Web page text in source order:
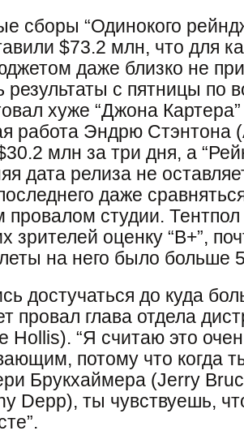
сборы “Одинокого
$73.2 млн, что для
даже близко не
результаты с пятницы по
хуже “Джона
работа Эндрю Стэнтона
млн за три дня, а
дата релиза не
даже
провалом студии.
зрителей оценку “B+”,
на него было больше
достучаться до куда
провал глава отдела
Hollis). “Я считаю это
потому что когда
Брукхаймера (Jerry
Depp), ты чувствуешь,